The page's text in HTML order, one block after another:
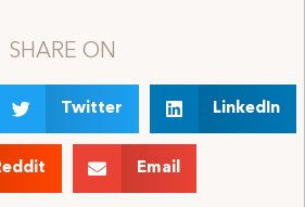
SHARE ON
Twitter LinkedIn
Email